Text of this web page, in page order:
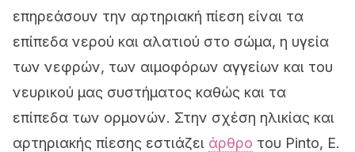
επηρεάσουν την αρτηριακή πίεση είναι τα
επίπεδα νερού και αλατιού στο σώμα, η υγεία
των νεφρών, των αιμοφόρων αγγείων και του
νευρικού μας συστήματος καθώς και τα
επίπεδα των ορμονών. Στην σχέση ηλικίας και
αρτηριακής πίεσης εστιάζει άρθρο του Pinto, E.